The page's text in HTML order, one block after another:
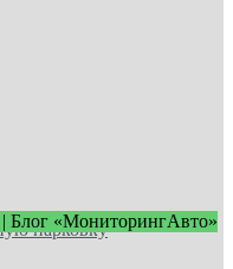
| Блог «МониторингАвто»
парковку